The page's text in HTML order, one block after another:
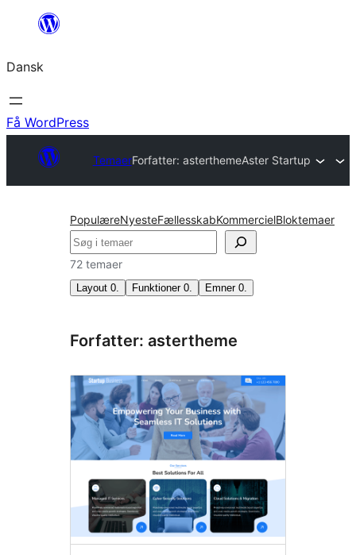
Spring
indhold
Dansk
Få WordPress
TemaerForfatter: asterthemeAster Startup
PopulæreNyesteFællesskabKommercielBloktemaer
Søg
72 temaer
Layout 0. Funktioner 0. Emner 0.
Forfatter: astertheme